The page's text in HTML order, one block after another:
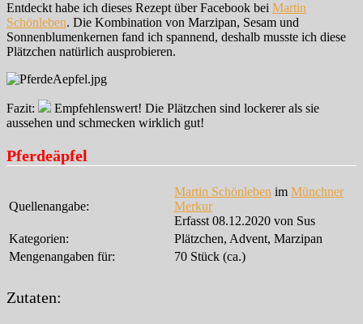
Entdeckt habe ich dieses Rezept über Facebook bei Martin
Schönleben. Die Kombination von Marzipan, Sesam und
Sonnenblumenkernen fand ich spannend, deshalb musste ich diese
Plätzchen natürlich ausprobieren.
Fazit:
Empfehlenswert! Die Plätzchen sind lockerer als sie
aussehen und schmecken wirklich gut!
Pferdeäpfel
Quellenangabe:
Martin Schönleben im Münchner
Merkur
Erfasst 08.12.2020 von Sus
Kategorien:
Plätzchen, Advent, Marzipan
Mengenangaben für:
70 Stück (ca.)
Zutaten: